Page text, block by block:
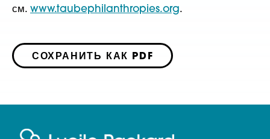
см. www.taubephilanthropies.org.
СОХРАНИТЬ КАК PDF